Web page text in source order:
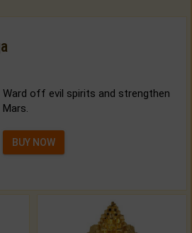
Ward off evil spirits and strengthen
Mars.
BUY NOW